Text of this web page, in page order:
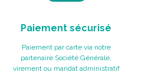
Paiement sécurisé
Paiement par carte via notre
partenaire Société Générale,
virement ou mandat administratif